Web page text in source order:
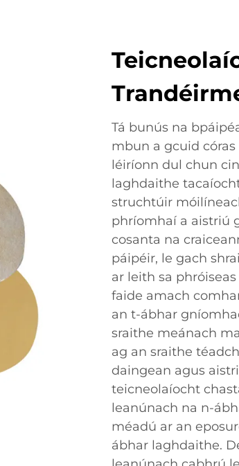
Tá bunús na
mbun a gcuid
léiríonn dul chun
laghdaithe
struchtúir
phríomhaí a aistriú
cosanta na
páipéir, le gach
ar leith sa
faide amach
an t-ábhar
sraithe meánach
ag an sraithe
daingean agus
teicneolaíocht
leanúnach na n-
méadú ar an
ábhar laghdaithe.